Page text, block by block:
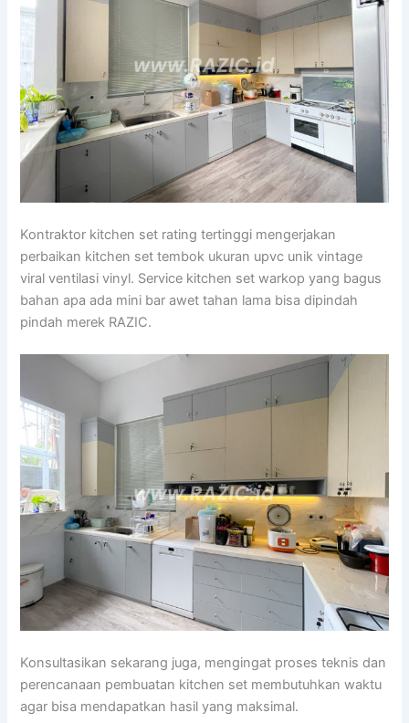
Kontraktor kitchen set rating tertinggi mengerjakan
perbaikan kitchen set tembok ukuran upvc unik vintage
viral ventilasi vinyl. Service kitchen set warkop yang bagus
bahan apa ada mini bar awet tahan lama bisa dipindah
pindah merek RAZIC.
Konsultasikan sekarang juga, mengingat proses teknis dan
perencanaan pembuatan kitchen set membutuhkan waktu
agar bisa mendapatkan hasil yang maksimal.